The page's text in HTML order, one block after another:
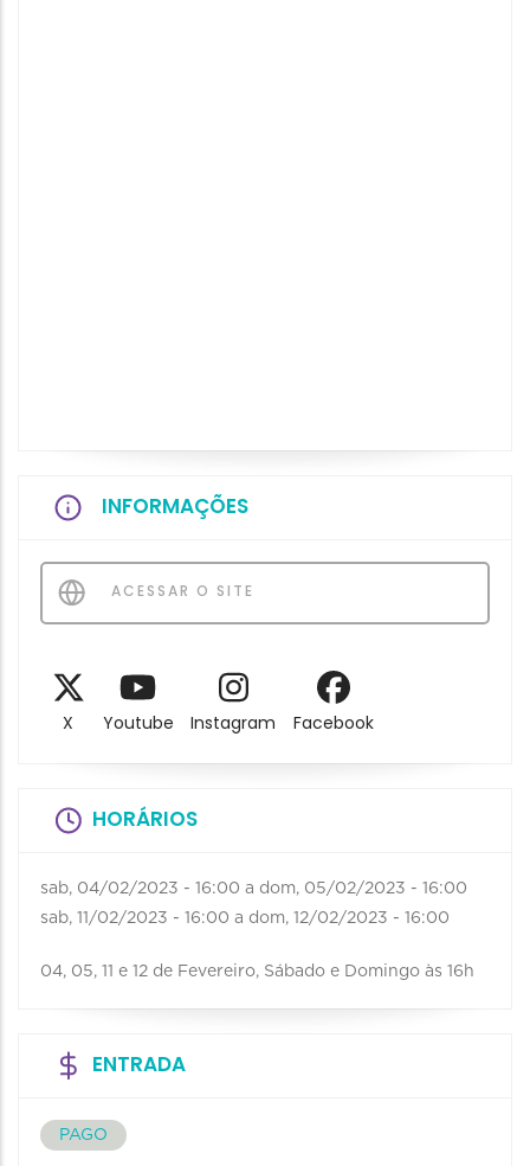
INFORMAÇÕES
ACESSAR O SITE
X Youtube Instagram Facebook
HORÁRIOS
sab, 04/02/2023 - 16:00 a dom, 05/02/2023 - 16:00
sab, 11/02/2023 - 16:00 a dom, 12/02/2023 - 16:00
04, 05, 11 e 12 de Fevereiro, Sábado e Domingo às 16h
ENTRADA
PAGO